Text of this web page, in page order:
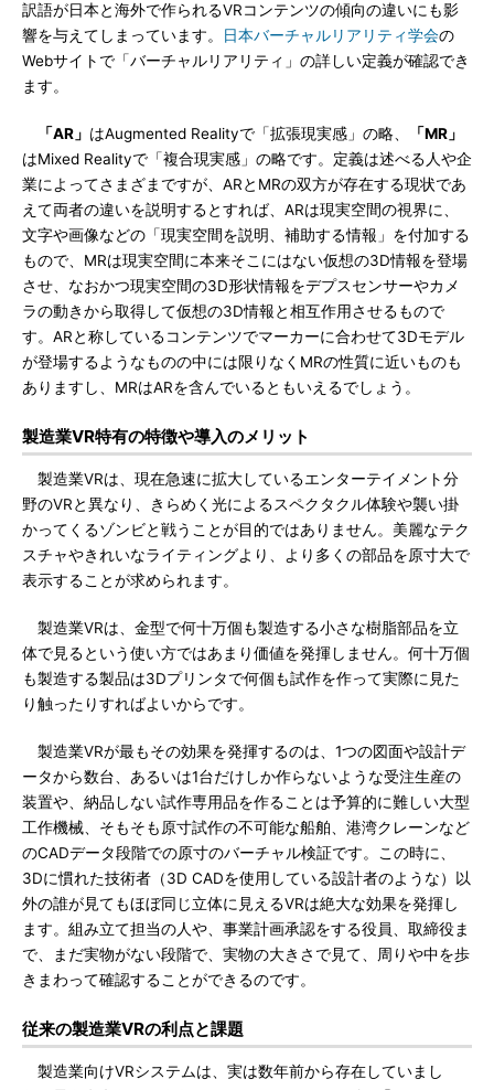
訳語が日本と海外で作られるVRコンテンツの傾向の違いにも影
響を与えてしまっています。
日本バーチャルリアリティ学会の
Webサイトで「バーチャルリアリティ」の詳しい定義が確認でき
ます。
「AR」 はAugmented Realityで「拡張現実感」の略、
「MR」
はMixed Realityで「複合現実感」の略です。定義は述べる人や企
業によってさまざまですが、ARとMRの双方が存在する現状であ
えて両者の違いを説明するとすれば、ARは現実空間の視界に、
文字や画像などの「現実空間を説明、補助する情報」を付加する
もので、MRは現実空間に本来そこにはない仮想の3D情報を登場
させ、なおかつ現実空間の3D形状情報をデプスセンサーやカメ
ラの動きから取得して仮想の3D情報と相互作用させるもので
す。ARと称しているコンテンツでマーカーに合わせて3Dモデル
が登場するようなものの中には限りなくMRの性質に近いものも
ありますし、MRはARを含んでいるともいえるでしょう。
製造業VR特有の特徴や導入のメリット
製造業VRは、現在急速に拡大しているエンターテイメント分
野のVRと異なり、きらめく光によるスペクタクル体験や襲い掛
かってくるゾンビと戦うことが目的ではありません。美麗なテク
スチャやきれいなライティングより、より多くの部品を原寸大で
表示することが求められます。
製造業VRは、金型で何十万個も製造する小さな樹脂部品を立
体で見るという使い方ではあまり価値を発揮しません。何十万個
も製造する製品は3Dプリンタで何個も試作を作って実際に見た
り触ったりすればよいからです。
製造業VRが最もその効果を発揮するのは、1つの図面や設計デ
ータから数台、あるいは1台だけしか作らないような受注生産の
装置や、納品しない試作専用品を作ることは予算的に難しい大型
工作機械、そもそも原寸試作の不可能な船舶、港湾クレーンなど
のCADデータ段階での原寸のバーチャル検証です。この時に、
3Dに慣れた技術者（3D CADを使用している設計者のような）以
外の誰が見てもほぼ同じ立体に見えるVRは絶大な効果を発揮し
ます。組み立て担当の人や、事業計画承認をする役員、取締役ま
で、まだ実物がない段階で、実物の大きさで見て、周りや中を歩
きまわって確認することができるのです。
従来の製造業VRの利点と課題
製造業向けVRシステムは、実は数年前から存在していまし